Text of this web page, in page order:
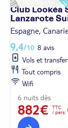
Club Lookéa
Lanzarote
Espagne,
9,4/10 8 avis
Vols et
Tout compris
Wifi
6 nuits dès
882€
TTC
/ pers.